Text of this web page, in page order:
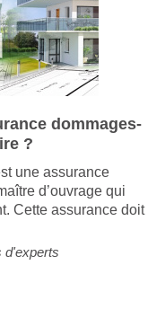
dommages-
?
une assurance
d’ouvrage qui
Cette assurance doit